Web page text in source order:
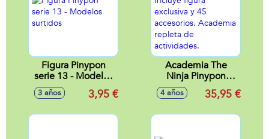
Figura Pinypon
serie 13 - Modelos
surtidos
3 años 3,95 €
Academia The
Ninja Pinypon
Action. Incluye
figura exclusiva y
4 años 35,95 €